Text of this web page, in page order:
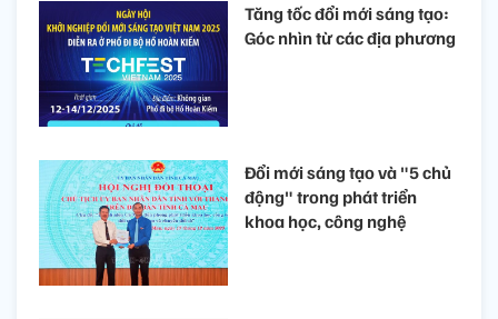
Tăng tốc đổi mới sáng tạo:
Góc nhìn từ các địa phương
Đổi mới sáng tạo và "5 chủ
động" trong phát triển
khoa học, công nghệ